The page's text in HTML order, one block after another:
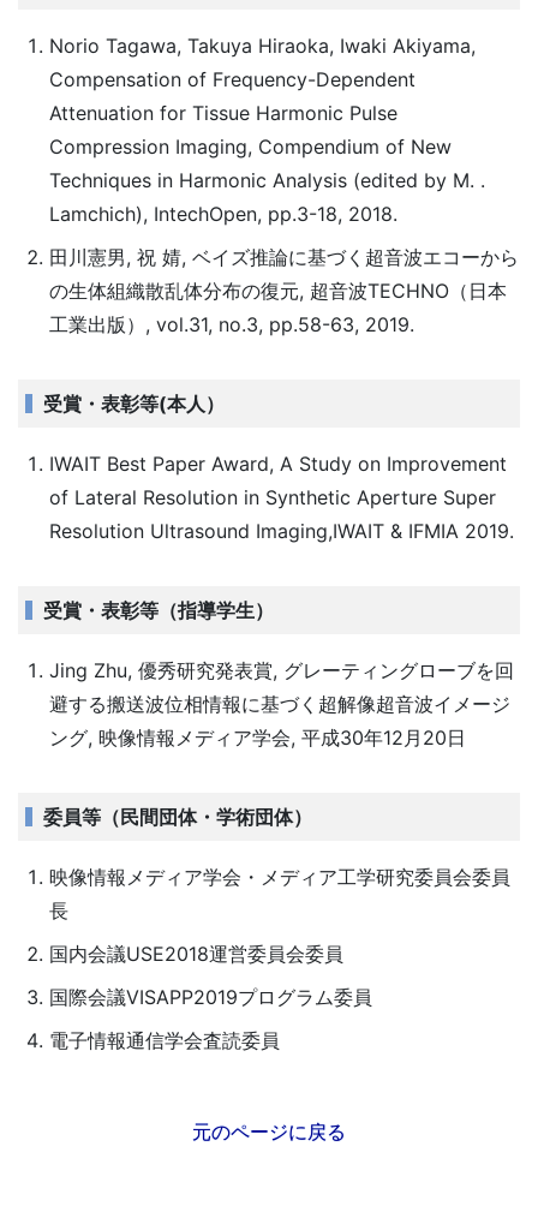
Norio Tagawa, Takuya Hiraoka, Iwaki Akiyama,
Compensation of Frequency-Dependent
Attenuation for Tissue Harmonic Pulse
Compression Imaging, Compendium of New
Techniques in Harmonic Analysis (edited by M. .
Lamchich), IntechOpen, pp.3-18, 2018.
田川憲男, 祝 婧, ベイズ推論に基づく超音波エコーから
の生体組織散乱体分布の復元, 超音波TECHNO（日本
工業出版）, vol.31, no.3, pp.58-63, 2019.
受賞・表彰等(本人）
IWAIT Best Paper Award, A Study on Improvement
of Lateral Resolution in Synthetic Aperture Super
Resolution Ultrasound Imaging,IWAIT & IFMIA 2019.
受賞・表彰等（指導学生）
Jing Zhu, 優秀研究発表賞, グレーティングローブを回
避する搬送波位相情報に基づく超解像超音波イメージ
ング, 映像情報メディア学会, 平成30年12月20日
委員等（民間団体・学術団体）
映像情報メディア学会・メディア工学研究委員会委員
長
国内会議USE2018運営委員会委員
国際会議VISAPP2019プログラム委員
電子情報通信学会査読委員
元のページに戻る